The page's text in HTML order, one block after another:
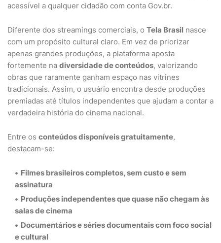
acessível a qualquer cidadão com conta Gov.br.
Diferente dos streamings comerciais, o Tela Brasil nasce
com um propósito cultural claro. Em vez de priorizar
apenas grandes produções, a plataforma aposta
fortemente na diversidade de conteúdos, valorizando
obras que raramente ganham espaço nas vitrines
tradicionais. Assim, o usuário encontra desde produções
premiadas até títulos independentes que ajudam a contar a
verdadeira história do cinema nacional.
Entre os conteúdos disponíveis gratuitamente,
destacam-se:
Filmes brasileiros completos, sem custo e sem
assinatura
Produções independentesque quase não chegam às
salas de cinema
Documentários e séries documentaiscom foco social
e cultural